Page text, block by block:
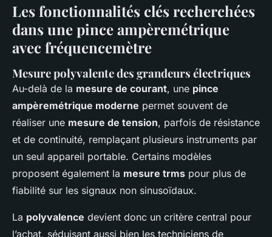
Les fonctionnalités clés recherchées
dans une pince ampèremétrique
avec fréquencemètre
Mesure polyvalente des grandeurs électriques
Au-delà de la mesure de courant, une pince
ampèremétrique moderne permet souvent de
réaliser une mesure de tension, parfois de résistance
et de continuité, remplaçant plusieurs instruments par
un seul appareil portable. Certains modèles
proposent également la mesure trms pour plus de
fiabilité sur les signaux non sinusoïdaux.
La polyvalence devient donc un critère central pour
l’achat, séduisant aussi bien les techniciens de